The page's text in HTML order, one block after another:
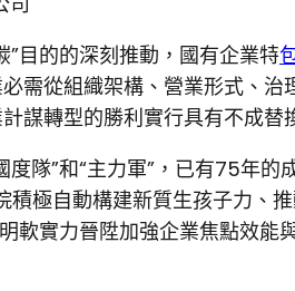
目的的深刻推動，國有企業特
需從組織架構、營業形式、
謀轉型的勝利實行具有不成替
隊”和“主力軍”，已有75年
極自動構建新質生孩子力、
軟實力晉陞加強企業焦點效能